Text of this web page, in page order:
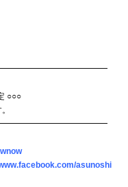
○○○
asunoshi